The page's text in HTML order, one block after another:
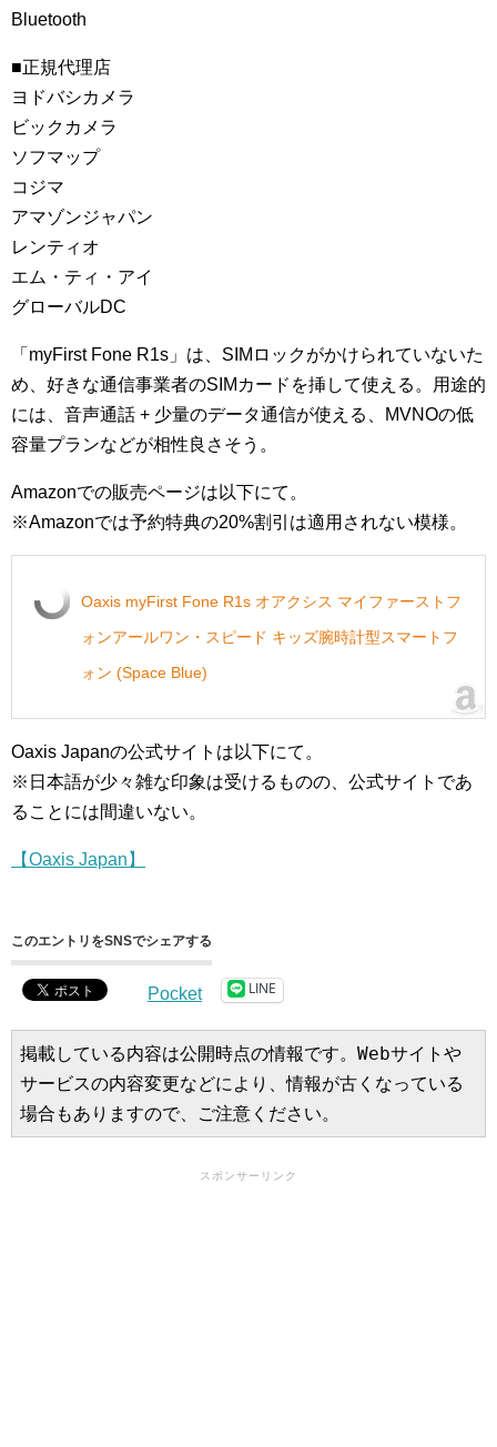
Bluetooth
■正規代理店
ヨドバシカメラ
ビックカメラ
ソフマップ
コジマ
アマゾンジャパン
レンティオ
エム・ティ・アイ
グローバルDC
「myFirst Fone R1s」は、SIMロックがかけられていないた
め、好きな通信事業者のSIMカードを挿して使える。用途的
には、音声通話 + 少量のデータ通信が使える、MVNOの低
容量プランなどが相性良さそう。
Amazonでの販売ページは以下にて。
※Amazonでは予約特典の20%割引は適用されない模様。
Oaxis myFirst Fone R1s オアクシス マイファーストフ
ォンアールワン・スピード キッズ腕時計型スマートフ
ォン (Space Blue)
Oaxis Japanの公式サイトは以下にて。
※日本語が少々雑な印象は受けるものの、公式サイトであ
ることには間違いない。
【Oaxis Japan】
このエントリをSNSでシェアする
Pocket LINE
掲載している内容は公開時点の情報です。Webサイトや
サービスの内容変更などにより、情報が古くなっている
場合もありますので、ご注意ください。
スポンサーリンク